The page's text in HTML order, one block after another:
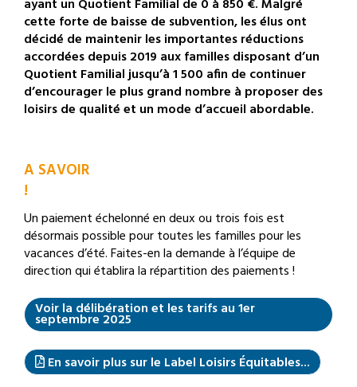
ayant un Quotient Familial de 0 à 850 €. Malgré
cette forte de baisse de subvention, les élus ont
décidé de maintenir les importantes réductions
accordées depuis 2019 aux familles disposant d’un
Quotient Familial jusqu’à 1 500 afin de continuer
d’encourager le plus grand nombre à proposer des
loisirs de qualité et un mode d’accueil abordable.
A SAVOIR
!
Un paiement échelonné en deux ou trois fois est
désormais possible pour toutes les familles pour les
vacances d’été. Faites-en la demande à l’équipe de
direction qui établira la répartition des paiements !
Voir la délibération et les tarifs au 1er
septembre 2025
En savoir plus sur le Label Loisirs Équitables...